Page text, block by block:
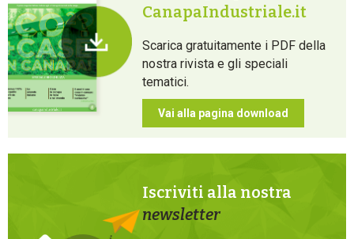
CanapaIndustriale.it
Scarica gratuitamente i PDF della
nostra rivista e gli speciali
tematici.
Vai alla pagina download
Iscriviti alla nostra
newsletter